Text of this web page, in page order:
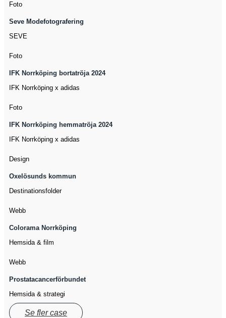
Foto
Seve Modefotografering
SEVE
Foto
IFK Norrköping bortatröja 2024
IFK Norrköping x adidas
Foto
IFK Norrköping hemmatröja 2024
IFK Norrköping x adidas
Design
Oxelösunds kommun
Destinationsfolder
Webb
Colorama Norrköping
Hemsida & film
Webb
Prostatacancerförbundet
Hemsida & strategi
Se fler case